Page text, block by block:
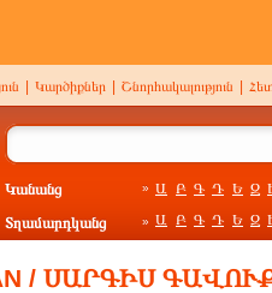
Կարծիքներ Շնորհակալություն
Կանանց » Ա Բ Գ Դ Ե Զ
Տղամարդկանց » Ա Բ Գ Դ Ե Զ
/ ՍԱՐԳԻՍ